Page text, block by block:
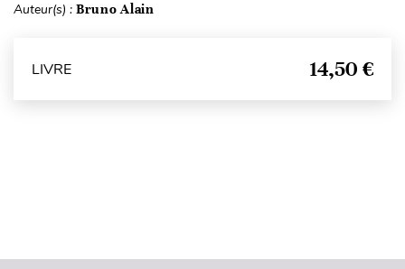
Auteur(s) : Bruno Alain
LIVRE 14,50 €